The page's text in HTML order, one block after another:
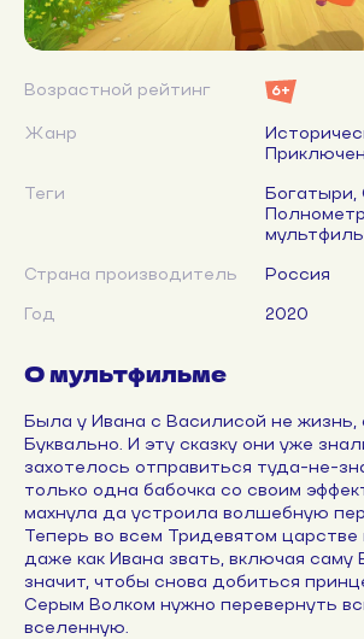
Возрастной рейтинг 6+
Жанр
Теги
Богатыри,
Страна производитель
Россия
Год
2020
О мультфильме
Была у Ивана с Василисой не жизнь,
Буквально. И эту сказку они уже
захотелось отправиться туда-не-
только одна бабочка со своим
махнула да устроила волшебную
Теперь во всем Тридевятом царстве
даже как Ивана звать, включая саму
значит, чтобы снова добиться
Серым Волком нужно перевернуть
вселенную.